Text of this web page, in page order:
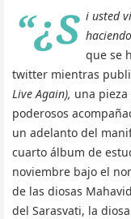
“¿S i usted
que se
twitter mientras
Live Again), una
poderosos
un adelanto del
cuarto álbum de
noviembre bajo el
de las diosas
del Sarasvati, la